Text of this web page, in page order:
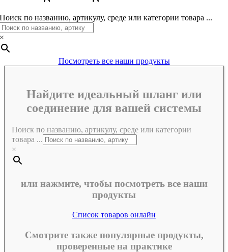
Поиск по названию, артикулу, среде или категории товара ...
×
Посмотреть все наши продукты
Найдите идеальный шланг или
соединение для вашей системы
Поиск по названию, артикулу, среде или категории
товара ...
×
или нажмите, чтобы посмотреть все наши
продукты
Список товаров онлайн
Смотрите также популярные продукты,
проверенные на практике